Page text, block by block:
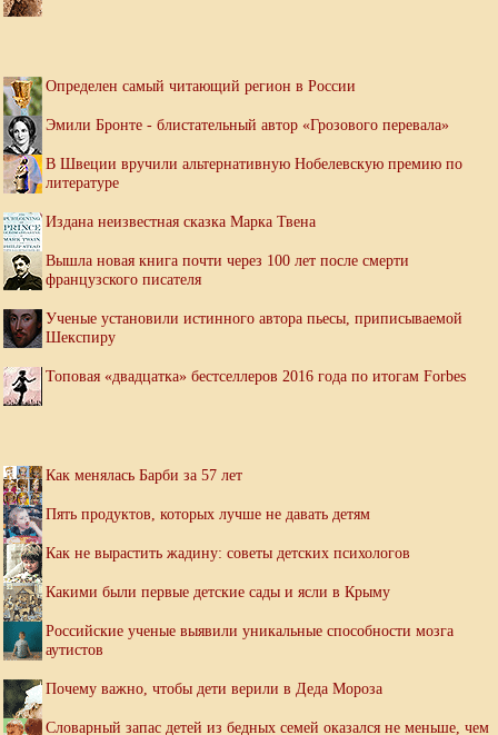
Определен самый читающий регион в России
Эмили Бронте - блистательный автор «Грозового перевала»
В Швеции вручили альтернативную Нобелевскую премию по
литературе
Издана неизвестная сказка Марка Твена
Вышла новая книга почти через 100 лет после смерти
французского писателя
Ученые установили истинного автора пьесы, приписываемой
Шекспиру
Топовая «двадцатка» бестселлеров 2016 года по итогам Forbes
Как менялась Барби за 57 лет
Пять продуктов, которых лучше не давать детям
Как не вырастить жадину: советы детских психологов
Какими были первые детские сады и ясли в Крыму
Российские ученые выявили уникальные способности мозга
аутистов
Почему важно, чтобы дети верили в Деда Мороза
Словарный запас детей из бедных семей оказался не меньше, чем